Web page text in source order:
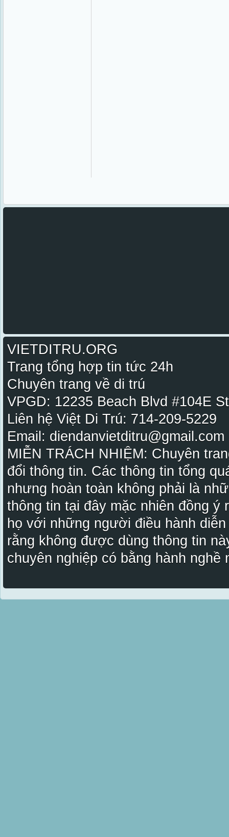
VIETDITRU.ORG
Trang tổng hợp tin tức 24h
Chuyên trang về di trú
VPGD: 12235 Beach Blvd #104E
Liên hệ Việt Di Trú: 714-209-5229
Email:
MIỄN TRÁCH NHIỆM: Chuyên
đổi thông tin. Các thông tin tổng
nhưng hoàn toàn không phải là
thông tin tại đây mặc nhiên đồng ý
họ với những người điều hành
rằng không được dùng thông tin
chuyên nghiệp có bằng hành